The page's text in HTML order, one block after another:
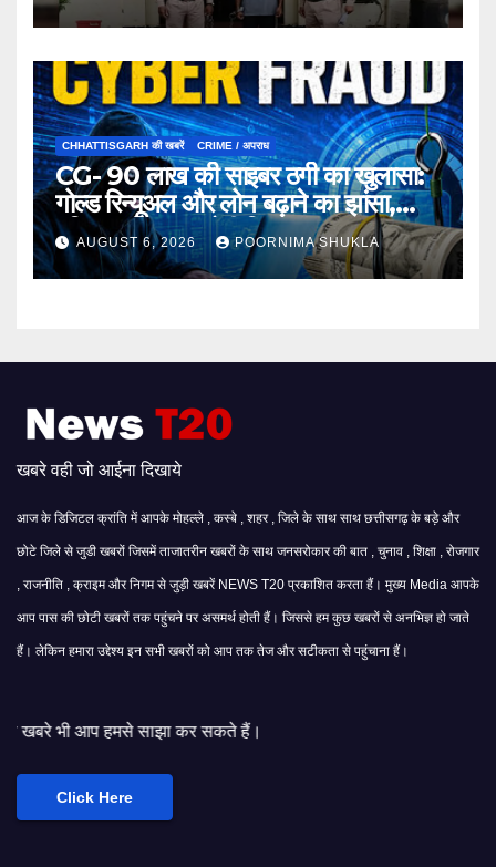
CHHATTISGARH की खबरें CRIME / अपराध
CG- 90 लाख की साइबर ठगी का खुलासा:
गोल्ड रिन्यूअल और लोन बढ़ाने का झांसा,
महिला समेत 3 आरोपी गिरफ्तार…
AUGUST 6, 2026 POORNIMA SHUKLA
खबरे वही जो आईना दिखाये
आज के डिजिटल क्रांति में आपके मोहल्ले , कस्बे , शहर , जिले के साथ साथ छत्तीसगढ़ के बड़े और
छोटे जिले से जुडी खबरों जिसमें ताजातरीन खबरों के साथ जनसरोकार की बात , चुनाव , शिक्षा , रोजगार
, राजनीति , क्राइम और निगम से जुड़ी खबरें NEWS T20 प्रकाशित करता हैं। मुख्य Media आपके
आप पास की छोटी खबरों तक पहुंचने पर असमर्थ होती हैं। जिससे हम कुछ खबरों से अनभिज्ञ हो जाते
हैं। लेकिन हमारा उद्देश्य इन सभी खबरों को आप तक तेज और सटीकता से पहुंचाना हैं।
हमसे साझा कर सकते हैं।
Click Here